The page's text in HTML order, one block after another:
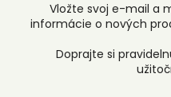
Vložte svoj e-mail a
informácie o nových